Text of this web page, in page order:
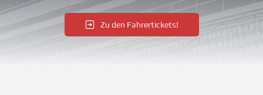
Zu den Fahrertickets!